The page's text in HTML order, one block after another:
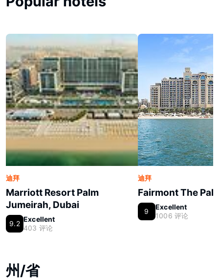
迪拜
Marriott Resort Palm
Jumeirah, Dubai
9.2
Excellent
403 评论
迪拜
Fairmont The
9
Excellent
1006 评论
州/省